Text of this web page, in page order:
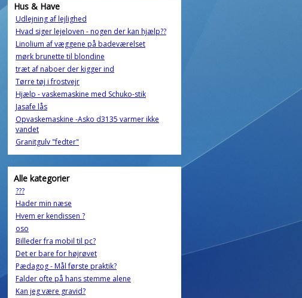
Hus & Have
Udlejning af lejlighed
Hvad siger lejeloven - nogen der kan hjælp??
Linolium af væggene på badeværelset
mørk brunette til blondine
træt af naboer der kigger ind
Tørre tøj i frostvejr
Hjælp - vaskemaskine med Schuko-stik
Jasafe lås
Opvaskemaskine -Asko d3135 varmer ikke
vandet
Granitgulv "fedter"
Alle kategorier
???
Hader min næse
Hvem er kendissen ?
oso
Billeder fra mobil til pc?
Det er bare for højrøvet
Pædagog - Mål første praktik?
Falder ofte på hans stemme alene
Kan jeg være gravid?